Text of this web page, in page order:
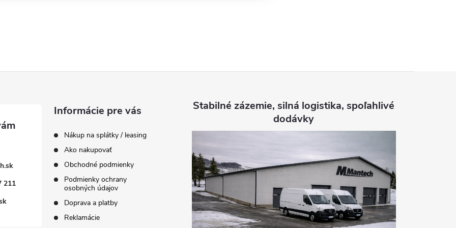
211
Informácie pre vás
Nákup na splátky / leasing
Ako nakupovať
Obchodné podmienky
Podmienky ochrany
osobných údajov
Doprava a platby
Reklamácie
Stabilné zázemie, silná logistika, spoľahlivé
dodávky